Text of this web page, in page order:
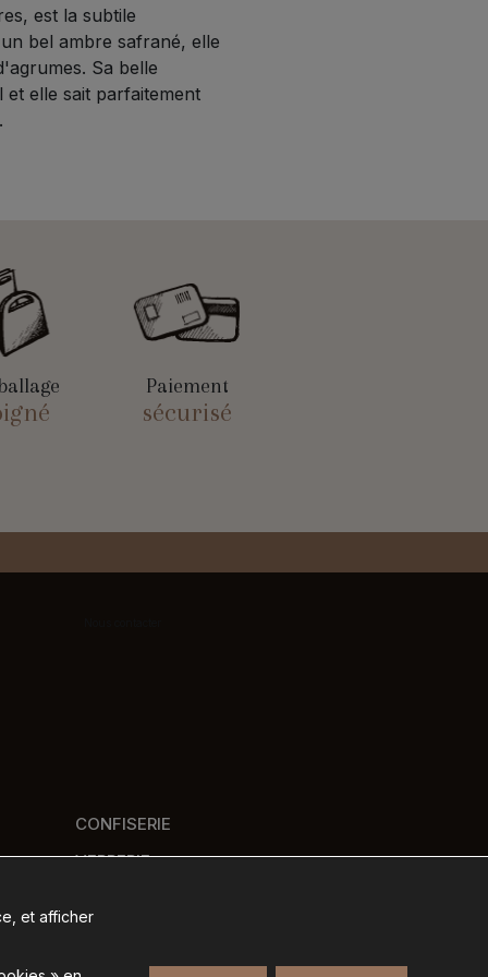
est la subtile
bel ambre safrané, elle
Sa belle
elle sait parfaitement
Paiement
sécurisé
CONFISERIE
VERRERIE
et afficher